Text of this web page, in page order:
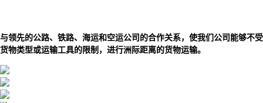
与领先的公路、铁路、海运和空运公司的合作关系，使我们公司能够不受
货物类型或运输工具的限制，进行洲际距离的货物运输。